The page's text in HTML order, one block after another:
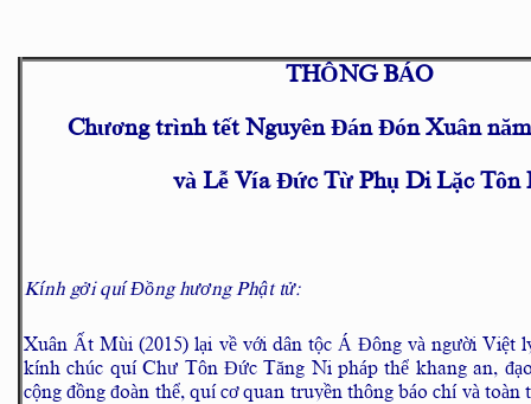
THÔNG BÁO
Chương trình tết Nguyên Đán Đón Xuân
và Lễ Vía Đức Từ Phụ Di Lặc Tôn
Kính gởi quí Đồng hương Phật tử:
Xuân Ất Mùi (2015) lại về với dân tộc Á Đông và người Việt
kính chúc quí Chư Tôn Đức Tăng Ni pháp thể khang an,
cộng đồng đoàn thể, quí cơ quan truyền thông báo chí và toàn